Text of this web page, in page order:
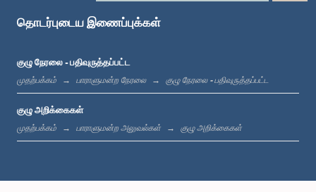
கௌரவ பைஸால் காசிம், பா.உ.
தொடர்புடைய இணைப்புக்கள்
குழு நேரலை - பதிவுருத்தப்பட்ட
முதற்பக்கம் பாராளுமன்ற நேரலை குழு நேரலை - பதிவுருத்தப்பட்ட
குழு அறிக்கைகள்
முதற்பக்கம் பாராளுமன்ற அலுவல்கள் குழு அறிக்கைகள்